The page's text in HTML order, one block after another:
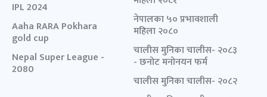
IPL 2024
Aaha RARA Pokhara
gold cup
Nepal Super League -
2080
नेपालका ५० प्रभावशाली
महिला २०८०
चालीस मुनिका चालीस- २०८३
- छनोट मनोनयन फर्म
चालीस मुनिका चालीस- २०८२